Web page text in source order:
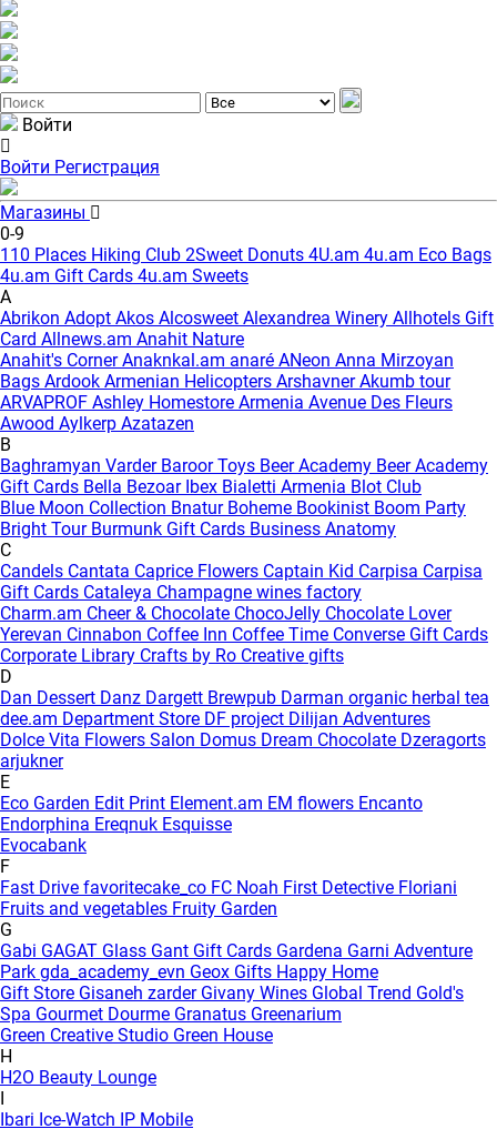
Войти
Войти Регистрация
Магазины
0-9
110 Places Hiking Club 2Sweet Donuts 4U.am 4u.am Eco Bags
4u.am Gift Cards 4u.am Sweets
A
Abrikon Adopt Akos Alcosweet Alexandrea Winery Allhotels Gift
Card Allnews.am Anahit Nature
Anahit's CornerAnaknkal.am anaré ANeon Anna Mirzoyan
Bags Ardook Armenian Helicopters Arshavner Akumb tour
ARVAPROF Ashley Homestore Armenia Avenue Des Fleurs
Awood Aylkerp Azatazen
B
Baghramyan Varder Baroor Toys Beer Academy Beer Academy
Gift Cards Bella Bezoar Ibex Bialetti Armenia Blot Club
Blue Moon Collection Bnatur Boheme Bookinist Boom Party
Bright Tour Burmunk Gift Cards Business Anatomy
C
Candels Cantata Caprice Flowers Captain Kid Carpisa Carpisa
Gift Cards Cataleya Champagne wines factory
Charm.am Cheer & Chocolate ChocoJelly Chocolate Lover
Yerevan Cinnabon Coffee Inn Coffee Time Converse Gift Cards
Corporate Library Crafts by Ro Creative gifts
D
Dan Dessert Danz Dargett Brewpub Darman organic herbal tea
dee.am Department Store DF project Dilijan Adventures
Dolce Vita Flowers Salon Domus Dream Chocolate Dzeragorts
arjukner
E
Eco Garden Edit Print Element.am EM flowers Encanto
Endorphina Ereqnuk Esquisse
Evocabank
F
Fast Drive favoritecake_co FC Noah First Detective Floriani
Fruits and vegetables Fruity Garden
G
Gabi GAGAT Glass Gant Gift Cards Gardena Garni Adventure
Park gda_academy_evn Geox Gifts Happy Home
Gift Store Gisaneh zarder Givany Wines Global Trend Gold's
Spa Gourmet Dourme Granatus Greenarium
Green Creative Studio Green House
H
H2O Beauty Lounge
I
Ibari Ice-Watch IP Mobile